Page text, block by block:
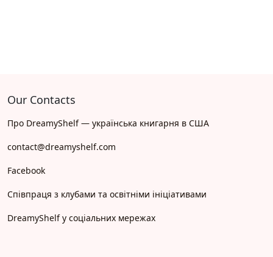
Our Contacts
Про DreamyShelf — українська книгарня в США
contact@dreamyshelf.com
Facebook
Співпраця з клубами та освітніми ініціативами
DreamyShelf у соціальних мережах